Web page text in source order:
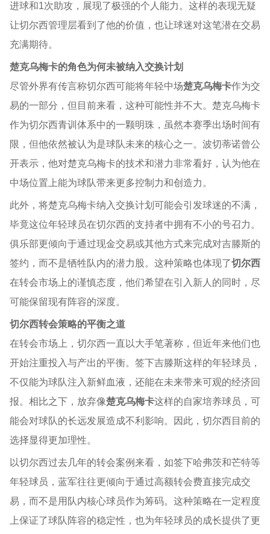
进球和1次助攻，展现了极强的个人能力。这样的表现无疑
让切尔西管理层看到了他的价值，也让球迷对这笔潜在交易
充满期待。
楚克乌梅卡的角色为何未被纳入交换计划
尽管外界有传言称切尔西可能将年轻中场楚克乌梅卡作为交
易的一部分，但目前来看，这种可能性并不大。楚克乌梅卡
作为切尔西青训体系中的一颗明珠，虽然本赛季出场时间有
限，但他依然被认为是球队未来的核心之一。 波切蒂诺曾公
开表示 ，他对楚克乌梅卡的技术和潜力非常看好，认为他在
中场位置上能为球队带来更多控制力和创造力。
此外，将楚克乌梅卡纳入交换计划可能会引发球迷的不满，
毕竟这位年轻球员在切尔西的支持者中拥有不小的号召力。
俱乐部更倾向于通过现金交易或其他方式来完成对吉滕斯的
签约，而不是牺牲队内的潜力股。这种策略也体现了切尔西
在转会市场上的谨慎态度，他们希望在引入新人的同时，尽
可能保留现有阵容的深度。
切尔西转会策略的平衡之道
在转会市场上，切尔西一直以大手笔著称，但近年来他们也
开始注重投入与产出的平衡。签下吉滕斯这样的年轻球员，
不仅能为球队注入新鲜血液，还能在未来带来可观的经济回
报。相比之下，放弃像楚克乌梅卡这样的自家培养球员，可
能会对球队的长远发展造成不利影响。因此，切尔西目前的
选择显得更加理性。
以切尔西过去几年的转会案例来看， 如签下哈弗茨和芒特等
年轻球员 ，蓝军往往更倾向于通过高额转会费直接完成交
易，而不是用队内核心球员作为筹码。这种策略在一定程度
上保证了球队阵容的稳定性，也为年轻球员的成长提供了更